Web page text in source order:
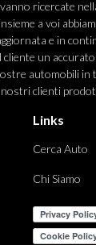
ricercate
a voi
e in
un
automobili in
clienti
Links
Cerca Auto
Chi Siamo